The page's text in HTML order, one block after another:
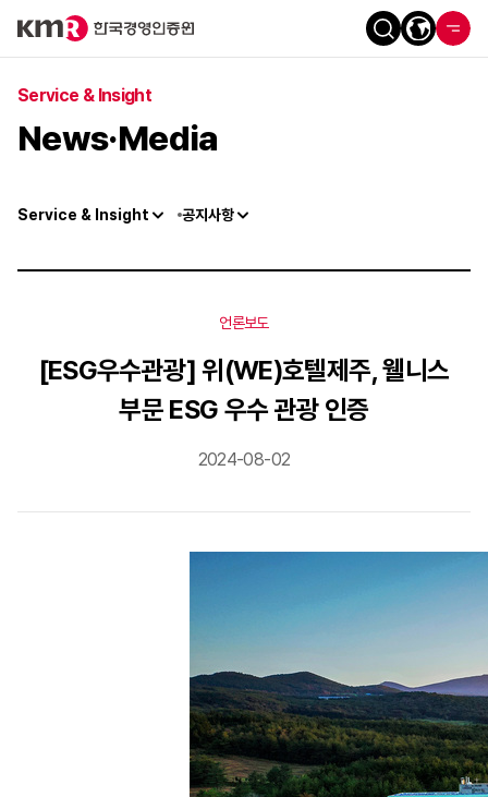
Service & Insight
News·Media
Service & Insight 공지사항
언론보도
[ESG우수관광] 위(WE)호텔제주, 웰니스
부문 ESG 우수 관광 인증
2024-08-02